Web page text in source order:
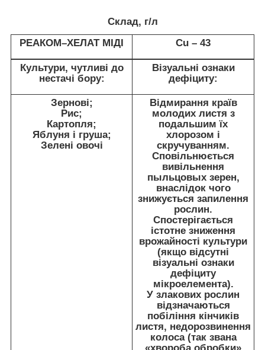
Склад, г/л
РЕАКОМ–ХЕЛАТ МІДІ
Cu – 43
Культури, чутливі до
нестачі бору:
Візуальні ознаки
дефіциту:
Зернові;
Рис;
Картопля;
Яблуня і груша;
Зелені овочі
Відмирання країв
молодих листя з
подальшим їх
хлорозом і
скручуванням.
Сповільнюється
вивільнення
пыльцовых зерен,
внаслідок чого
знижується запилення
рослин.
Спостерігається
істотне зниження
врожайності культури
(якщо відсутні
візуальні ознаки
дефіциту
мікроелемента).
У злакових рослин
відзначаються
побіління кінчиків
листя, недорозвинення
колоса (так звана